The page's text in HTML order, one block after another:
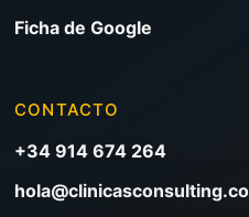
Ficha de Google
CONTACTO
+34 914 674 264